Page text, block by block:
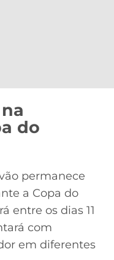
do
permanece
a Copa do
entre os dias 11
com
em diferentes